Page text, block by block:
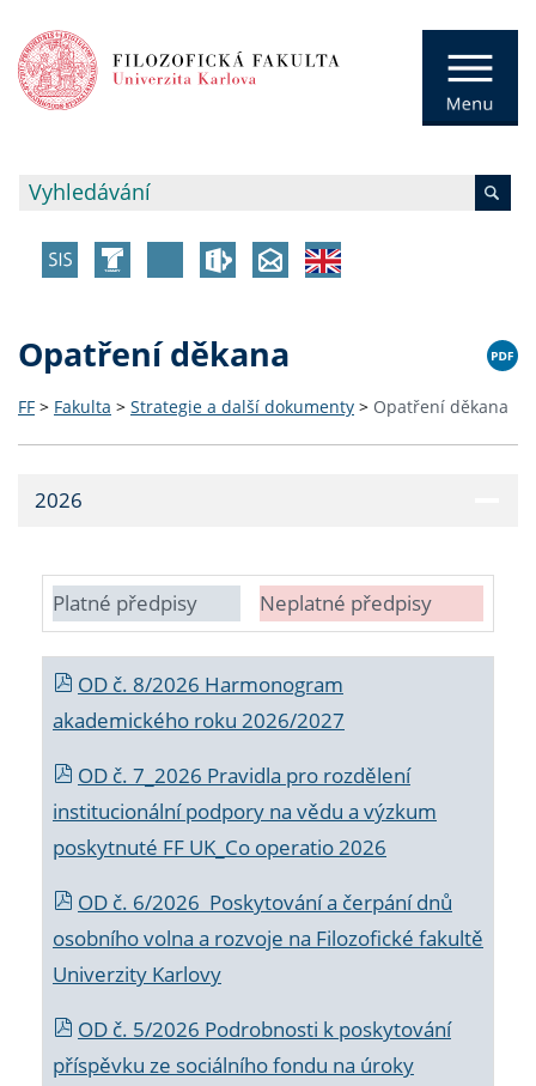
Opatření děkana
FF > Fakulta > Strategie a další dokumenty > Opatření děkana
2026
Platné předpisy Neplatné předpisy
OD č. 8/2026 Harmonogram
akademického roku 2026/2027
OD č. 7_2026 Pravidla pro rozdělení
institucionální podpory na vědu a výzkum
poskytnuté FF UK_Co operatio 2026
OD č. 6/2026 Poskytování a čerpání dnů
osobního volna a rozvoje na Filozofické fakultě
Univerzity Karlovy
OD č. 5/2026 Podrobnosti k poskytování
příspěvku ze sociálního fondu na úroky